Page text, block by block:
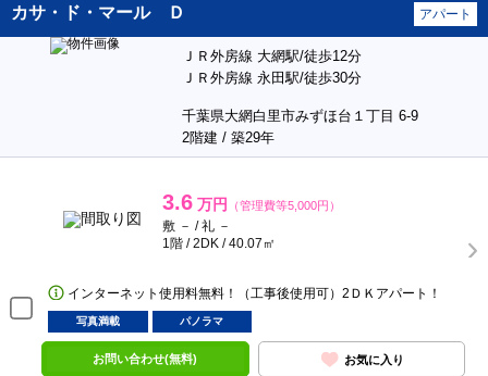
カサ・ド・マール Ｄ アパート
ＪＲ外房線 大網駅/徒歩12分
ＪＲ外房線 永田駅/徒歩30分
千葉県大網白里市みずほ台１丁目 6-9
2階建 / 築29年
3.6 万円 （管理費等5,000円）
敷 － / 礼 －
1階 / 2DK / 40.07㎡
インターネット使用料無料！（工事後使用可）2ＤＫアパート！
写真満載 パノラマ
お問い合わせ(無料) お気に入り